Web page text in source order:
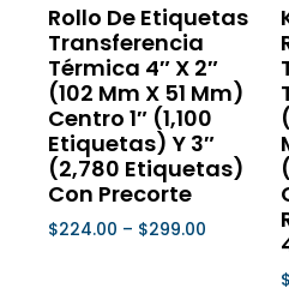
Rollo De Etiquetas
Transferencia
Térmica 4″ X 2″
(102 Mm X 51 Mm)
Centro 1″ (1,100
Etiquetas) Y 3″
(2,780 Etiquetas)
Con Precorte
$224.00 – $299.00
la
página
de
$